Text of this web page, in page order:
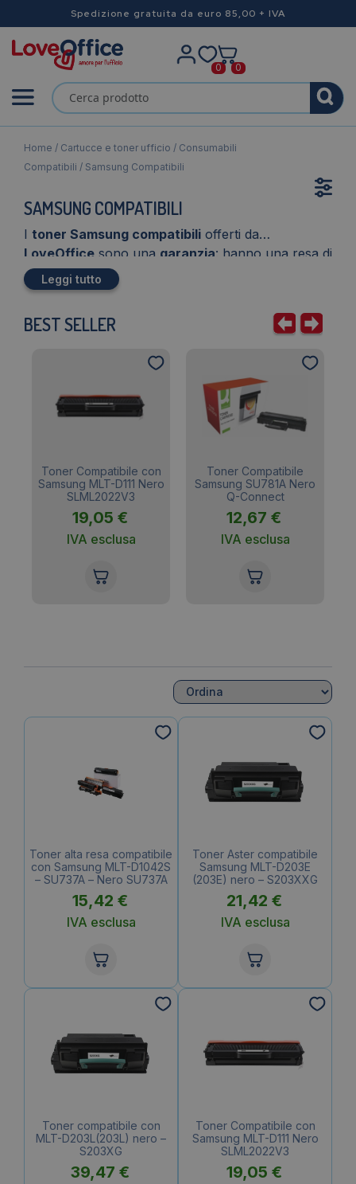
Spedizione gratuita da euro 85,00 + IVA
0 0
Home / Cartucce e toner ufficio / Consumabili
Compatibili / Samsung Compatibili
SAMSUNG COMPATIBILI
I toner Samsung compatibili offerti da
LoveOffice sono una garanzia: hanno una resa di
stampae una durata paragonabile all’
Questo perchè utilizziamo polvere di
toner; infatti
in fase distampa
stampante
utilizza polvere specifica, si ottengono risultati di
e di fissaggio ineccepibili
Leggi tutto
BEST SELLER
Toner Compatibile con
Samsung MLT-D111 Nero
SLML2022V3
19,05 €
IVA esclusa
Toner Compatibile
Samsung SU781A Nero
Q-Connect
12,67 €
IVA esclusa
Toner alta resa compatibile
con Samsung MLT-D1042S
– SU737A – Nero SU737A
15,42 €
IVA esclusa
Toner Aster compatibile
Samsung MLT-D203E
(203E) nero – S203XXG
21,42 €
IVA esclusa
Toner compatibile con
MLT-D203L(203L) nero –
S203XG
39,47 €
Toner Compatibile con
Samsung MLT-D111 Nero
SLML2022V3
19,05 €